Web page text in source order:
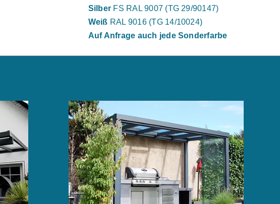
Silber FS RAL 9007 (TG 29/90147)
Weiß RAL 9016 (TG 14/10024)
Auf Anfrage auch jede Sonderfarbe